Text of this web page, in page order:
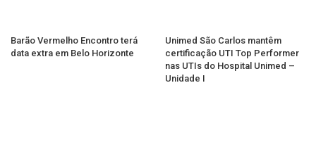
Barão Vermelho Encontro terá
data extra em Belo Horizonte
Unimed São Carlos mantêm
certificação UTI Top Performer
nas UTIs do Hospital Unimed –
Unidade I